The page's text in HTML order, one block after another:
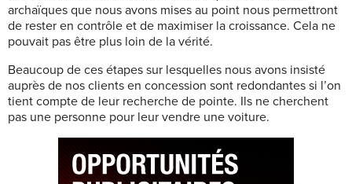
archaïques que nous avons mises au point nous permettront
de rester en contrôle et de maximiser la croissance. Cela ne
pouvait pas être plus loin de la vérité.
Beaucoup de ces étapes sur lesquelles nous avons insisté
auprès de nos clients en concession sont redondantes si l’on
tient compte de leur recherche de pointe. Ils ne cherchent
pas une personne pour leur vendre une voiture.